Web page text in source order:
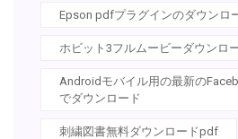
Epson pdfプラグインのダウンロ
ホビット3フルムービーダウンロ
Androidモバイル用の最新の
でダウンロード
刺繍図書無料ダウンロードpdf